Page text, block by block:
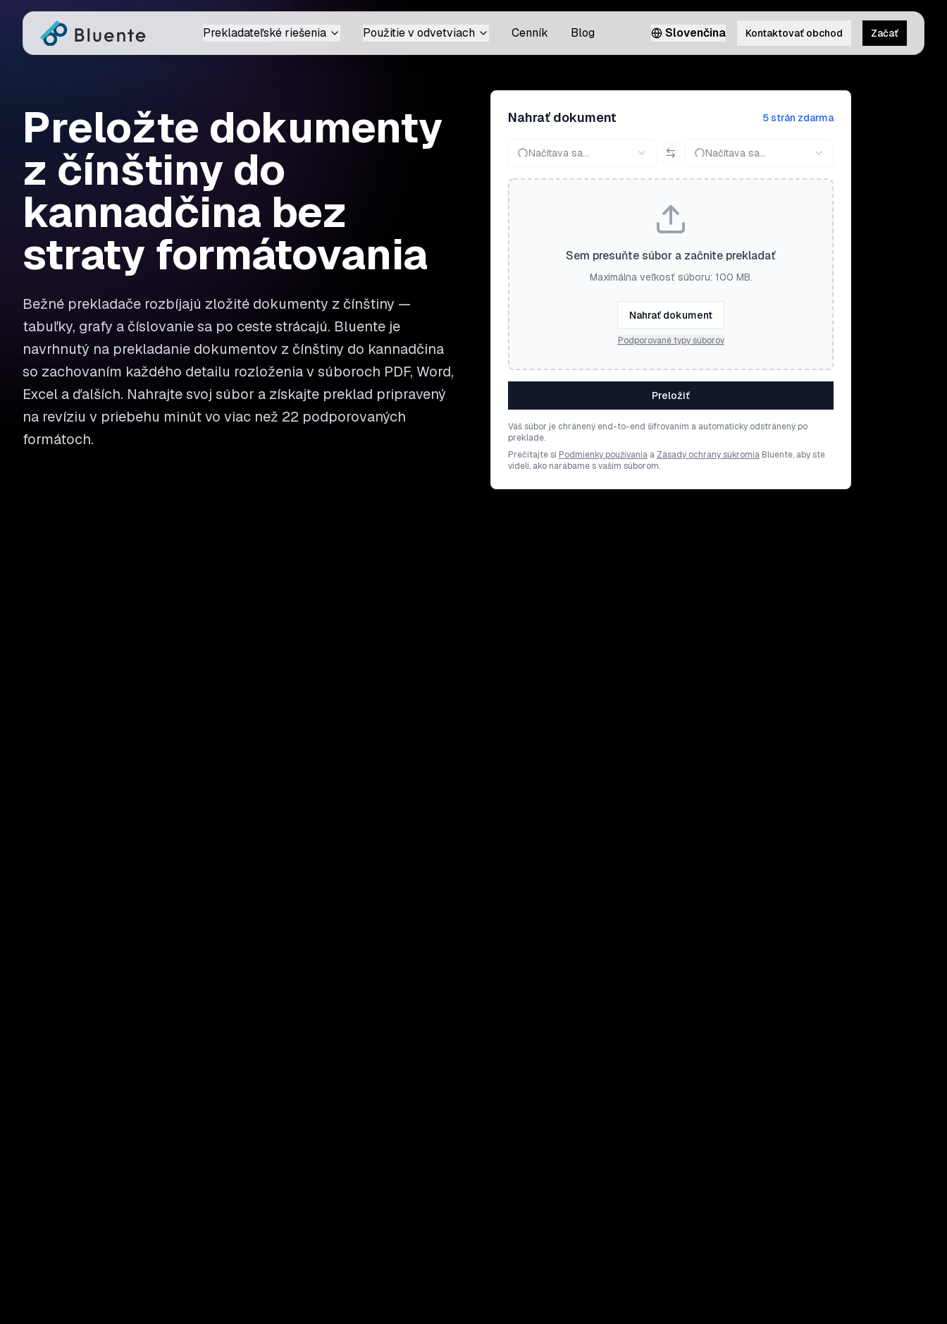
Prekladateľské riešenia Použitie v odvetviach Cenník Blog Slovenčina Kontaktovať obchod Začať
Preložte dokumenty
z čínštiny do
kannadčina bez
straty formátovania
Bežné prekladače rozbíjajú zložité dokumenty z čínštiny —
tabuľky, grafy a číslovanie sa po ceste strácajú. Bluente je
navrhnutý na prekladanie dokumentov z čínštiny do kannadčina
so zachovaním každého detailu rozloženia v súboroch PDF, Word,
Excel a ďalších. Nahrajte svoj súbor a získajte preklad pripravený
na revíziu v priebehu minút vo viac než 22 podporovaných
formátoch.
Nahrať dokument 5 strán zdarma
Načítava sa... Načítava sa...
Sem presuňte súbor a začnite prekladať
Maximálna veľkosť súboru: 100 MB.
Nahrať dokument
Podporované typy súborov
Preložiť
Váš súbor je chránený end-to-end šifrovaním a automaticky odstránený po
preklade.
Prečítajte si Podmienky používania a Zásady ochrany súkromia Bluente, aby ste
videli, ako narábame s vaším súborom.